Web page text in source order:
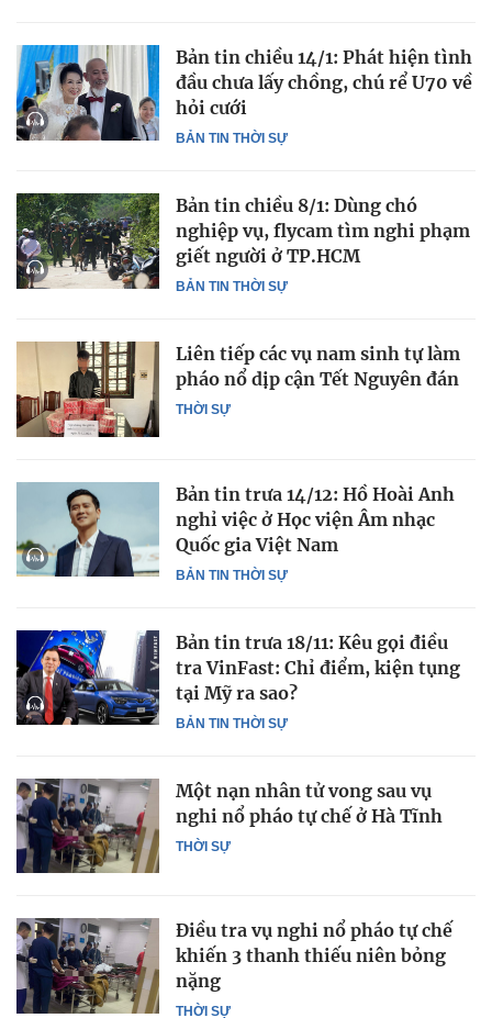
BẢN TIN THỜI SỰ
Bản tin chiều 14/1: Phát hiện tình
đầu chưa lấy chồng, chú rể U70 về
hỏi cưới
BẢN TIN THỜI SỰ
Bản tin chiều 8/1: Dùng chó
nghiệp vụ, flycam tìm nghi phạm
giết người ở TP.HCM
THỜI SỰ
Liên tiếp các vụ nam sinh tự làm
pháo nổ dịp cận Tết Nguyên đán
BẢN TIN THỜI SỰ
Bản tin trưa 14/12: Hồ Hoài Anh
nghỉ việc ở Học viện Âm nhạc
Quốc gia Việt Nam
BẢN TIN THỜI SỰ
Bản tin trưa 18/11: Kêu gọi điều
tra VinFast: Chỉ điểm, kiện tụng
tại Mỹ ra sao?
THỜI SỰ
Một nạn nhân tử vong sau vụ
nghi nổ pháo tự chế ở Hà Tĩnh
THỜI SỰ
Điều tra vụ nghi nổ pháo tự chế
khiến 3 thanh thiếu niên bỏng
nặng